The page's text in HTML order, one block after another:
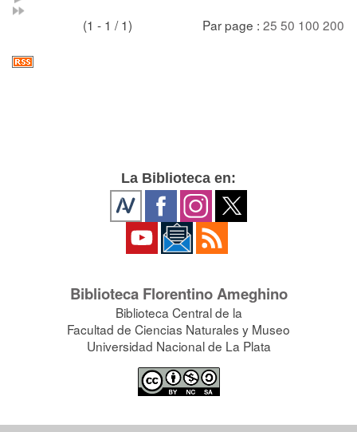
(1 - 1 / 1) Par page : 25 50 100 200
La Biblioteca en:
Biblioteca Florentino Ameghino
Biblioteca Central de la
Facultad de Ciencias Naturales y Museo
Universidad Nacional de La Plata